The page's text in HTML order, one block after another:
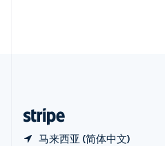
马来西亚 (简体中文)